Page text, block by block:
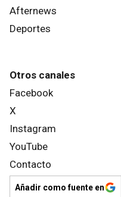
Afternews
Deportes
Otros canales
Facebook
X
Instagram
YouTube
Contacto
Añadir como fuente en